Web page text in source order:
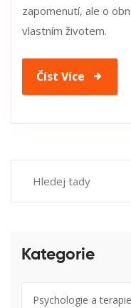
zapomenutí, ale o
vlastním životem.
Číst Více
Kategorie
Psychologie a terapie